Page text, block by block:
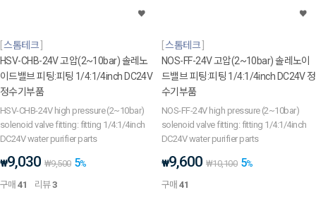
스톰테크
HSV-CHB-24V 고압(2~10bar) 솔레노
이드밸브 피팅:피팅 1/4:1/4inch DC24V
정수기부품
HSV-CHB-24V high pressure (2~10bar)
solenoid valve fitting: fitting 1/4:1/4inch
DC24V water purifier parts
₩9,030 ₩9,500 5%
구매41 리뷰3
스톰테크
NOS-FF-24V 고압(2~10bar) 솔레노이
드밸브 피팅:피팅 1/4:1/4inch DC24V 정
수기부품
NOS-FF-24V high pressure (2~10bar)
solenoid valve fitting: fitting 1/4:1/4inch
DC24V water purifier parts
₩9,600 ₩10,100 5%
구매41